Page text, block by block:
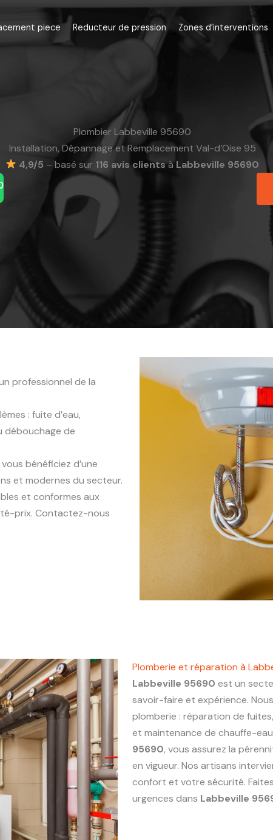
piece Reducteur de pression Zones d’interventions
Plombier Labbeville 95690
Installation, Dépannage et Remplacement Val-d’Oise 95
4,9/5 – basé sur 116 avis clientsàLabbeville 95690
professionnel de la
: fuite d’eau,
débouchage de
vous bénéficiez d’une
et modernes du secteur.
et conformes aux
prix. Contactez-nous
Plomberie et réparation à
Labbeville 95690 est un
savoir-faire et expérience.
plomberie : réparation de
et maintenance de chauffe-
95690, vous assurez la
en vigueur. Nos artisans
confort et votre sécurité.
urgences dans Labbeville